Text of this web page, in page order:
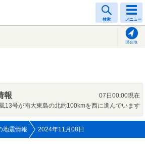
検索 メニュー
現在地
報
07日00:00現在
13号が南大東島の北約100kmを西に進んでいます
地震情報 2024年11月08日